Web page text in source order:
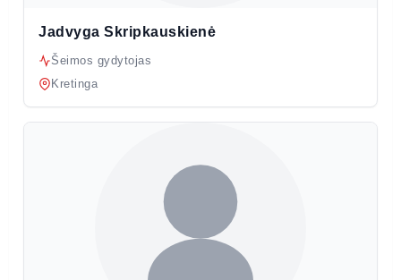
Jadvyga Skripkauskienė
Šeimos gydytojas
Kretinga